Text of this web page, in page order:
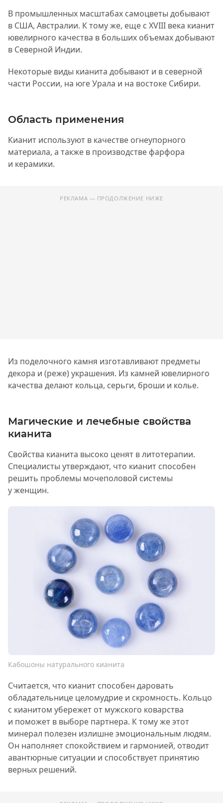
В промышленных масштабах самоцветы добывают
в США, Австралии. К тому же, еще с XVIII века кианит
ювелирного качества в больших объемах добывают
в Северной Индии.
Некоторые виды кианита добывают и в северной
части России, на юге Урала и на востоке Сибири.
Область применения
Кианит используют в качестве огнеупорного
материала, а также в производстве фарфора
и керамики.
РЕКЛАМА — ПРОДОЛЖЕНИЕ НИЖЕ
Из поделочного камня изготавливают предметы
декора и (реже) украшения. Из камней ювелирного
качества делают кольца, серьги, броши и колье.
Магические и лечебные свойства
кианита
Свойства кианита высоко ценят в литотерапии.
Специалисты утверждают, что кианит способен
решить проблемы мочеполовой системы
у женщин.
Кабошоны натурального кианита
Считается, что кианит способен даровать
обладательнице целомудрие и скромность. Кольцо
с кианитом убережет от мужского коварства
и поможет в выборе партнера. К тому же этот
минерал полезен излишне эмоциональным людям.
Он наполняет спокойствием и гармонией, отводит
авантюрные ситуации и способствует принятию
верных решений.